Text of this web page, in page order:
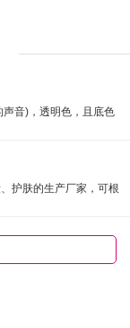
音)，透明色，且底色
护肤的生产厂家，可根